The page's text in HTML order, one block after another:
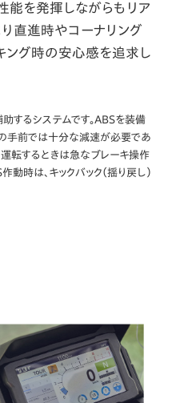
能を発揮しながらもリア
り直進時やコーナリング
ング時の安心感を追求し
するシステムです。ABSを装備
手前では十分な減速が必要であ
運転するときは急なブレーキ操作
動時は、キックバック（揺り戻し）